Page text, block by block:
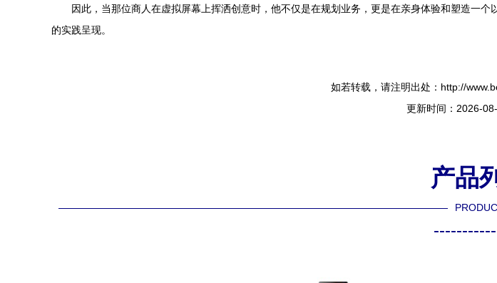
因此，当那位商人在虚拟屏幕上挥洒创意时，他不仅是在规划业务，更是在亲身体验和塑造一
的实践呈现。
如若转载，请注明出处：http://
更新时间：2026-
产品